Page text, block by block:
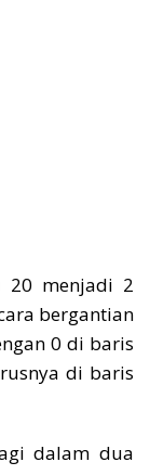
20 menjadi 2
bergantian
0 di baris
di baris
dalam dua